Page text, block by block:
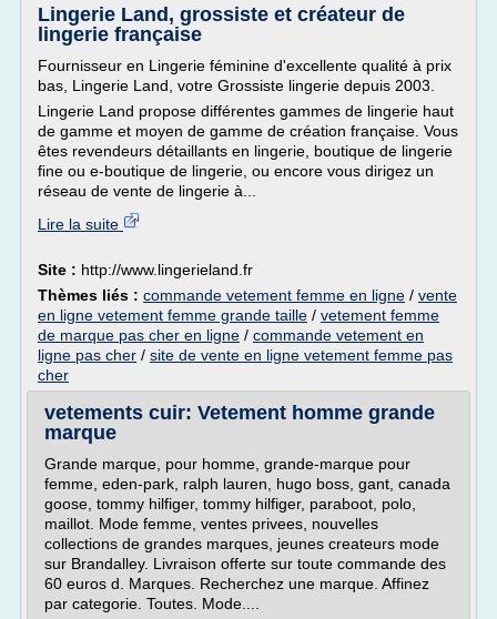
Lingerie Land, grossiste et créateur de
lingerie française
Fournisseur en Lingerie féminine d'excellente qualité à prix
bas, Lingerie Land, votre Grossiste lingerie depuis 2003.
Lingerie Land propose différentes gammes de lingerie haut
de gamme et moyen de gamme de création française. Vous
êtes revendeurs détaillants en lingerie, boutique de lingerie
fine ou e-boutique de lingerie, ou encore vous dirigez un
réseau de vente de lingerie à...
Lire la suite
Site : http://www.lingerieland.fr
Thèmes liés : commande vetement femme en ligne / vente
en ligne vetement femme grande taille / vetement femme
de marque pas cher en ligne / commande vetement en
ligne pas cher / site de vente en ligne vetement femme pas
cher
vetements cuir: Vetement homme grande
marque
Grande marque, pour homme, grande-marque pour
femme, eden-park, ralph lauren, hugo boss, gant, canada
goose, tommy hilfiger, tommy hilfiger, paraboot, polo,
maillot. Mode femme, ventes privees, nouvelles
collections de grandes marques, jeunes createurs mode
sur Brandalley. Livraison offerte sur toute commande des
60 euros d. Marques. Recherchez une marque. Affinez
par categorie. Toutes. Mode....